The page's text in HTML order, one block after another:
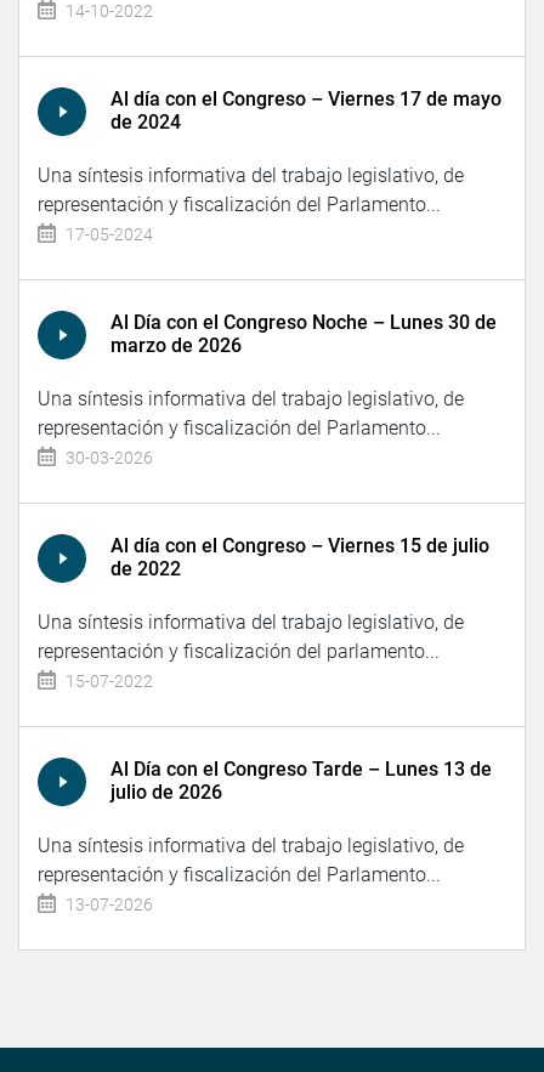
14-10-2022
Al día con el Congreso – Viernes 17 de mayo
de 2024
Una síntesis informativa del trabajo legislativo, de
representación y fiscalización del Parlamento...
17-05-2024
Al Día con el Congreso Noche – Lunes 30 de
marzo de 2026
Una síntesis informativa del trabajo legislativo, de
representación y fiscalización del Parlamento...
30-03-2026
Al día con el Congreso – Viernes 15 de julio
de 2022
Una síntesis informativa del trabajo legislativo, de
representación y fiscalización del parlamento...
15-07-2022
Al Día con el Congreso Tarde – Lunes 13 de
julio de 2026
Una síntesis informativa del trabajo legislativo, de
representación y fiscalización del Parlamento...
13-07-2026